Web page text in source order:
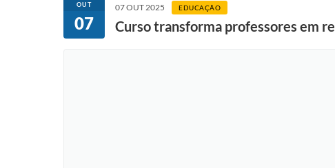
OUT
07
07 OUT 2025 EDUCAÇÃO
Curso transforma professores em